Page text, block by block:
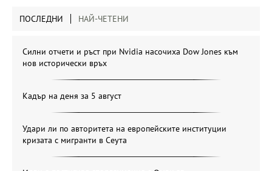
ПОСЛЕДНИ НАЙ-ЧЕТЕНИ
Силни отчети и ръст при Nvidia насочиха Dow Jones към
нов исторически връх
Кадър на деня за 5 август
Удари ли по авторитета на европейските институции
кризата с мигранти в Сеута